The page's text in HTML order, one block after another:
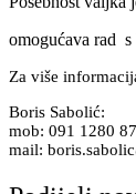
omogućava rad s
Za više
Boris Sabolić:
mob: 091 1280
mail: